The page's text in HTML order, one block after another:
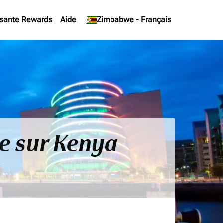
Rewards Aide Zimbabwe - Français
keyboard_arrow_down
sur Kenya